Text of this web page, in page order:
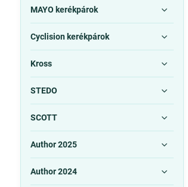
MAYO kerékpárok
Cyclision kerékpárok
Kross
STEDO
SCOTT
Author 2025
Author 2024